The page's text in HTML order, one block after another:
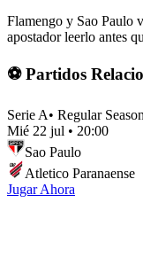
Flamengo y Sao Paulo
apostador leerlo antes
⚽ Partidos
Serie A• Regular Season
Mié 22 jul • 20:00
Sao Paulo
Atletico Paranaense
Jugar Ahora